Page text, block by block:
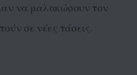
να μαλακώσουν τον
σε νέες τάσεις.